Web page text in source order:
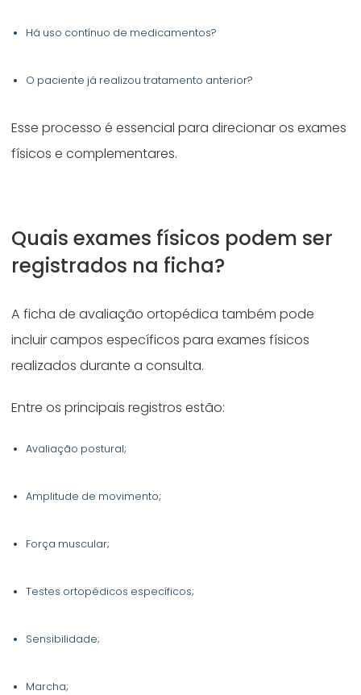
Há uso contínuo de medicamentos?
O paciente já realizou tratamento anterior?
Esse processo é essencial para direcionar os exames
físicos e complementares.
Quais exames físicos podem ser
registrados na ficha?
A ficha de avaliação ortopédica também pode
incluir campos específicos para exames físicos
realizados durante a consulta.
Entre os principais registros estão:
Avaliação postural;
Amplitude de movimento;
Força muscular;
Testes ortopédicos específicos;
Sensibilidade;
Marcha;